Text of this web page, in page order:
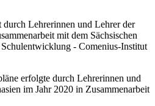
Lehrerinnen und Lehrer der
mit dem Sächsischen
- Comenius-Institut
erfolgte durch Lehrerinnen und
im Jahr 2020 in Zusammenarbeit